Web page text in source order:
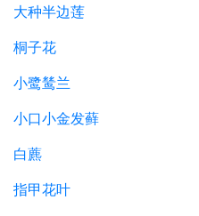
大种半边莲
桐子花
小鹭鸶兰
小口小金发藓
白藨
指甲花叶